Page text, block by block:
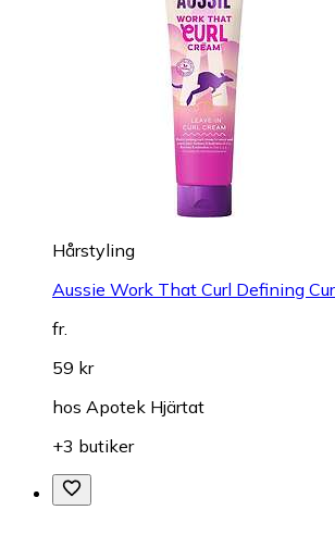
Hårstyling
Aussie Work That Curl Defining
fr.
59 kr
hos Apotek Hjärtat
+3 butiker